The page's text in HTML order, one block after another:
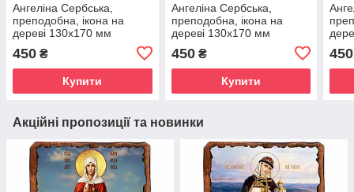
Ангеліна Сербська,
преподобна, ікона на
дереві 130х170 мм
450 ₴
Купити
Ангеліна Сербська,
преподобна, ікона на
дереві 130х170 мм
450₴
Купити
450
Акційні пропозиції та новинки